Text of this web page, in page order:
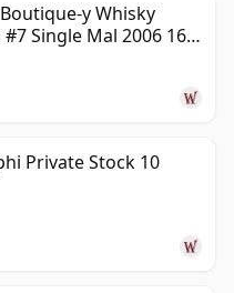
y Whisky
Single Mal 2006 16
Private Stock 10